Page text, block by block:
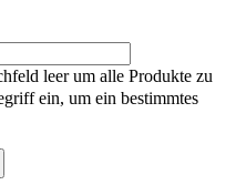
leer um alle Produkte zu
ein, um ein bestimmtes